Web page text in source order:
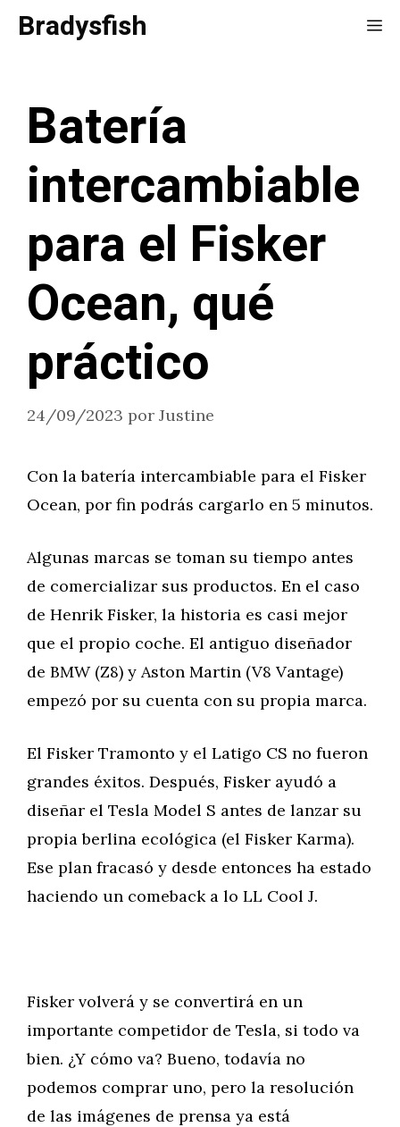
SaltarBradysfish
Batería
intercambiable
para el Fisker
Ocean, qué
práctico
24/09/2023 por Justine
Con la batería intercambiable para el Fisker
Ocean, por fin podrás cargarlo en 5 minutos.
Algunas marcas se toman su tiempo antes
de comercializar sus productos. En el caso
de Henrik Fisker, la historia es casi mejor
que el propio coche. El antiguo diseñador
de BMW (Z8) y Aston Martin (V8 Vantage)
empezó por su cuenta con su propia marca.
El Fisker Tramonto y el Latigo CS no fueron
grandes éxitos. Después, Fisker ayudó a
diseñar el Tesla Model S antes de lanzar su
propia berlina ecológica (el Fisker Karma).
Ese plan fracasó y desde entonces ha estado
haciendo un comeback a lo LL Cool J.
Fisker volverá y se convertirá en un
importante competidor de Tesla, si todo va
bien. ¿Y cómo va? Bueno, todavía no
podemos comprar uno, pero la resolución
de las imágenes de prensa ya está